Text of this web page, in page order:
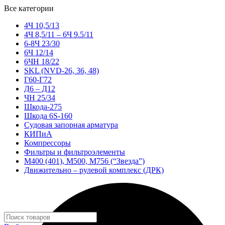
Все категории
4Ч 10,5/13
4Ч 8,5/11 – 6Ч 9.5/11
6-8Ч 23/30
6Ч 12/14
6ЧН 18/22
SKL (NVD-26, 36, 48)
Г60-Г72
Д6 – Д12
ЧН 25/34
Шкода-275
Шкода 6S-160
Судовая запорная арматура
КИПиА
Компрессоры
Фильтры и фильтроэлементы
М400 (401), М500, М756 (“Звезда”)
Движительно – рулевой комплекс (ДРК)